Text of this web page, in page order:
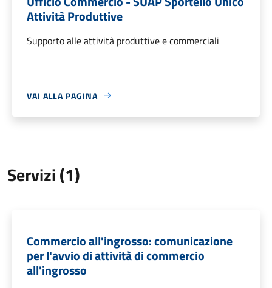
Attività Produttive
Supporto alle attività produttive e commerciali
VAI ALLA PAGINA
Servizi (1)
Commercio all'ingrosso: comunicazione
per l'avvio di attività di commercio
all'ingrosso